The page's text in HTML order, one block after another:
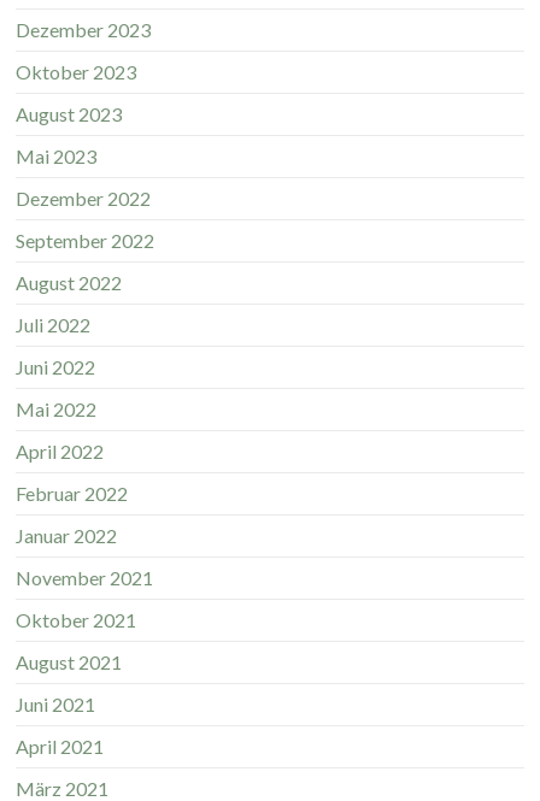
Dezember 2023
Oktober 2023
August 2023
Mai 2023
Dezember 2022
September 2022
August 2022
Juli 2022
Juni 2022
Mai 2022
April 2022
Februar 2022
Januar 2022
November 2021
Oktober 2021
August 2021
Juni 2021
April 2021
März 2021